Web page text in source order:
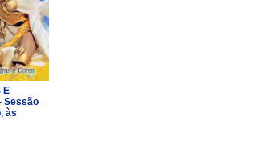
E
Sessão
às